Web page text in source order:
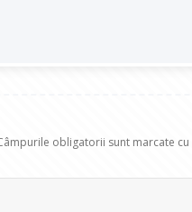
obligatorii sunt marcate cu